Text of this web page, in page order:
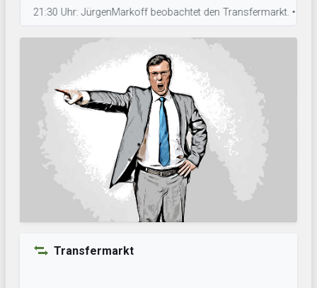
21:30 Uhr: JürgenMarkoff beobachtet den Transfermarkt. • 21:30
Transfermarkt